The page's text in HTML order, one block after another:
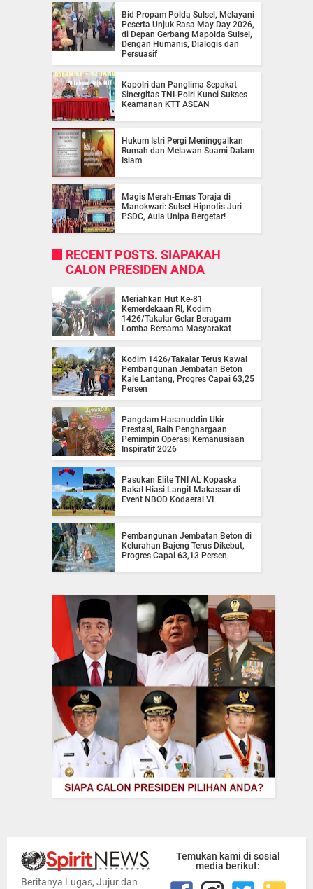
Bid Propam Polda Sulsel, Melayani
Peserta Unjuk Rasa May Day 2026,
di Depan Gerbang Mapolda Sulsel,
Dengan Humanis, Dialogis dan
Persuasif
Kapolri dan Panglima Sepakat
Sinergitas TNI-Polri Kunci Sukses
Keamanan KTT ASEAN
Hukum Istri Pergi Meninggalkan
Rumah dan Melawan Suami Dalam
Islam
Magis Merah-Emas Toraja di
Manokwari: Sulsel Hipnotis Juri
PSDC, Aula Unipa Bergetar!
RECENT POSTS. SIAPAKAH
CALON PRESIDEN ANDA
Meriahkan Hut Ke-81
Kemerdekaan RI, Kodim
1426/Takalar Gelar Beragam
Lomba Bersama Masyarakat
Kodim 1426/Takalar Terus Kawal
Pembangunan Jembatan Beton
Kale Lantang, Progres Capai 63,25
Persen
Pangdam Hasanuddin Ukir
Prestasi, Raih Penghargaan
Pemimpin Operasi Kemanusiaan
Inspiratif 2026
Pasukan Elite TNI AL Kopaska
Bakal Hiasi Langit Makassar di
Event NBOD Kodaeral VI
Pembangunan Jembatan Beton di
Kelurahan Bajeng Terus Dikebut,
Progres Capai 63,13 Persen
Beritanya Lugas, Jujur dan
Temukan kami di sosial
media berikut: